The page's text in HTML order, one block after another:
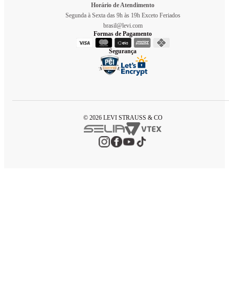
Horário de Atendimento
Segunda à Sexta das 9h às 19h Exceto Feriados
brasil@levi.com
Formas de Pagamento
Segurança
© 2026 LEVI STRAUSS & CO